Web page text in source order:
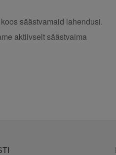
säästvamaid lahendusi.
aktiivselt säästvaima